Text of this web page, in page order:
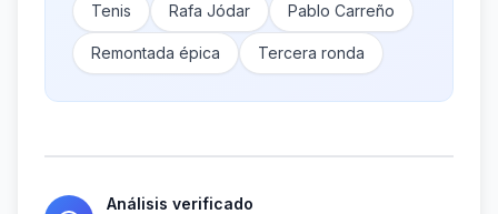
Tenis Rafa Jódar Pablo Carreño
Remontada épica Tercera ronda
Análisis verificado